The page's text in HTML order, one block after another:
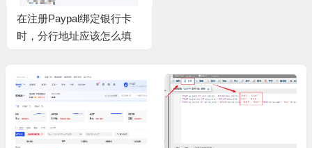
在注册Paypal绑定银行卡
时，分行地址应该怎么填